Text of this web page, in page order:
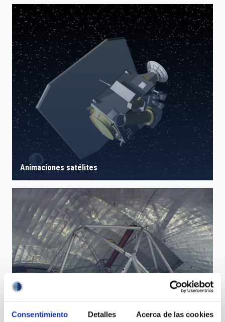
Consentimiento Detalles Acerca de las cookies
Animaciones satélites